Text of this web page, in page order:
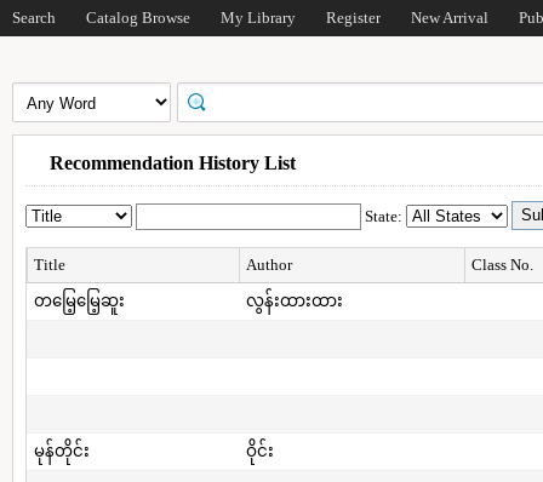
Search Catalog Browse My Library Register New Arrival
Recommendation History List
State:
Title Author
Class No.
တမြေ့မြေ့ဆူး
လွန်းထားထား
မုန်တိုင်း ဝိုင်း